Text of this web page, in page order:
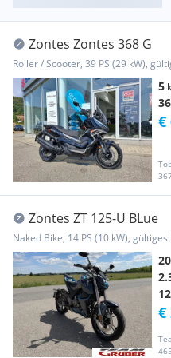
Zontes Zontes 368 G
Roller / Scooter, 39 PS (29 kW),
5
€
Zontes ZT 125-U BLue
Naked Bike, 14 PS (10 kW),
€